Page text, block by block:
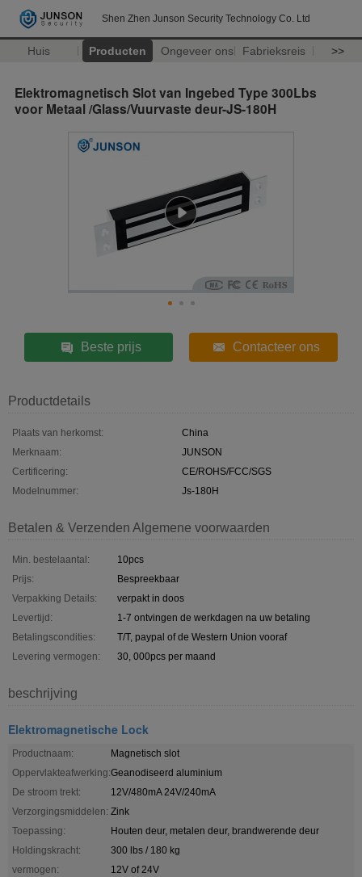
Shen Zhen Junson Security Technology Co. Ltd
Huis Producten Ongeveer ons Fabrieksreis >>
Elektromagnetisch Slot van Ingebed Type 300Lbs
voor Metaal /Glass/Vuurvaste deur-JS-180H
Beste prijs Contacteer ons
Productdetails
Plaats van herkomst:
China
Merknaam:
JUNSON
Certificering:
CE/ROHS/FCC/SGS
Modelnummer:
Js-180H
Betalen & Verzenden Algemene voorwaarden
Min. bestelaantal:
10pcs
Prijs:
Bespreekbaar
Verpakking Details:
verpakt in doos
Levertijd:
1-7 ontvingen de werkdagen na uw betaling
Betalingscondities:
T/T, paypal of de Western Union vooraf
Levering vermogen:
30, 000pcs per maand
beschrijving
Elektromagnetische Lock
Productnaam:
Magnetisch slot
Oppervlakteafwerking:Geanodiseerd aluminium
De stroom trekt:
12V/480mA 24V/240mA
Verzorgingsmiddelen: Zink
Toepassing:
Houten deur, metalen deur, brandwerende deur
Holdingskracht:
300 lbs / 180 kg
vermogen:
12V of 24V